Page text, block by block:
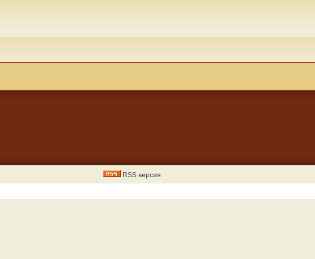
RSS версия